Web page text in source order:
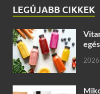
LEGÚJABB CIKKEK